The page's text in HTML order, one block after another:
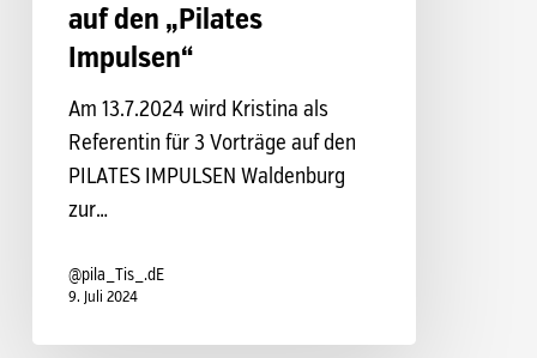
auf den „Pilates
Impulsen“
Am 13.7.2024 wird Kristina als
Referentin für 3 Vorträge auf den
PILATES IMPULSEN Waldenburg
zur…
@pila_Tis_.dE
9. Juli 2024